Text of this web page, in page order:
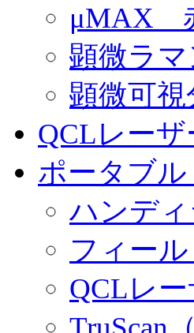
μMAX
顕微ラ
顕微可
QCLレー
ポータブ
ハンデ
フィー
QCLレ